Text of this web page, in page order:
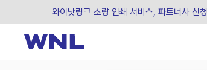
와이낫링크 소량 인쇄 서비스, 파트너사 신청